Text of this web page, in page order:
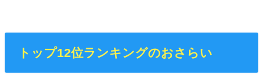
トップ12位ランキングのおさらい